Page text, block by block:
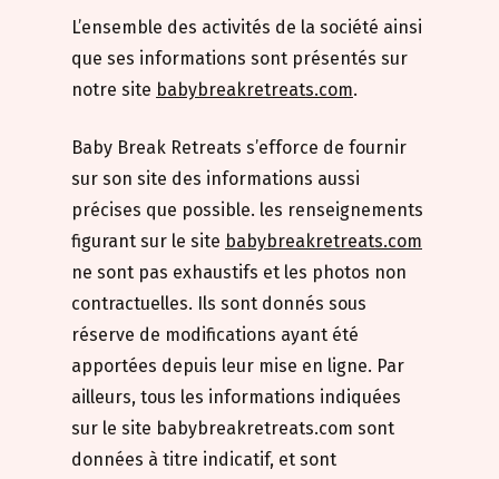
L’ensemble des activités de la société ainsi
que ses informations sont présentés sur
notre site babybreakretreats.com.
Baby Break Retreats s’efforce de fournir
sur son site des informations aussi
précises que possible. les renseignements
figurant sur le site babybreakretreats.com
ne sont pas exhaustifs et les photos non
contractuelles. Ils sont donnés sous
réserve de modifications ayant été
apportées depuis leur mise en ligne. Par
ailleurs, tous les informations indiquées
sur le site babybreakretreats.com sont
données à titre indicatif, et sont